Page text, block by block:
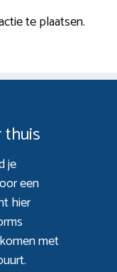
te plaatsen.
thuis
je
een
hier
met